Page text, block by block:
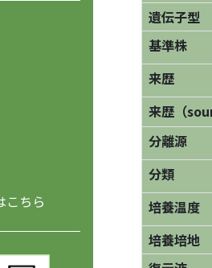
こちら
遺伝子型
基準株
来歴
来歴（
分離源
分類
培養温度
培養培地